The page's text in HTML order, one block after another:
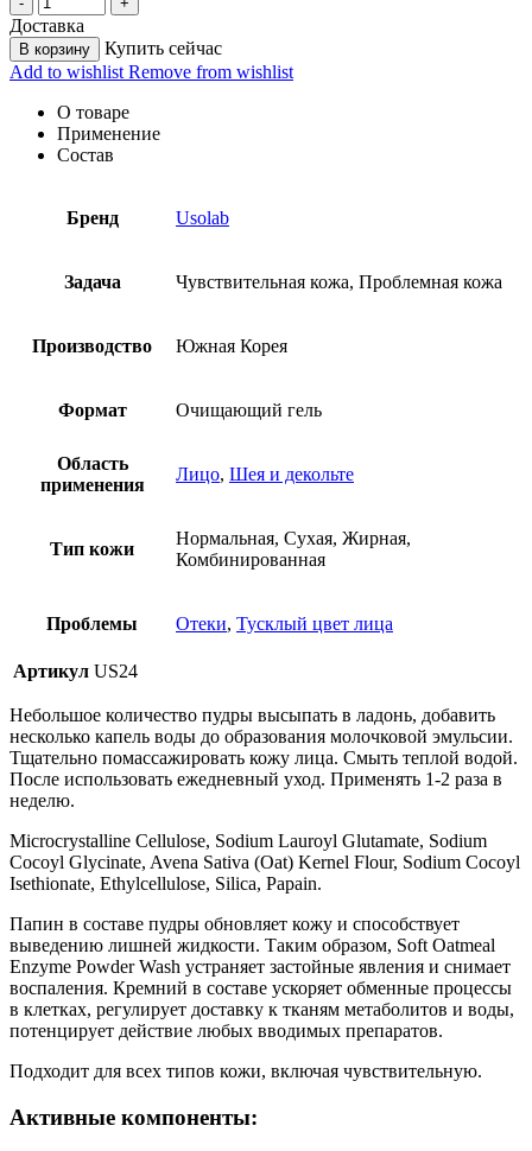
Доставка
В корзину
Купить сейчас
Add to wishlist Remove from wishlist
О товаре
Применение
Состав
Бренд Usolab
Задача Чувствительная кожа, Проблемная кожа
Производство Южная Корея
Формат Очищающий гель
Область
применения
Лицо, Шея и декольте
Тип кожи
Нормальная, Сухая, Жирная,
Комбинированная
Проблемы Отеки, Тусклый цвет лица
Артикул US24
Небольшое количество пудры высыпать в ладонь, добавить
несколько капель воды до образования молочковой эмульсии.
Тщательно помассажировать кожу лица. Смыть теплой водой.
После использовать ежедневный уход. Применять 1-2 раза в
неделю.
Microcrystalline Cellulose, Sodium Lauroyl Glutamate, Sodium
Cocoyl Glycinate, Avena Sativa (Oat) Kernel Flour, Sodium Cocoyl
Isethionate, Ethylcellulose, Silica, Papain.
Папин в составе пудры обновляет кожу и способствует
выведению лишней жидкости. Таким образом, Soft Oatmeal
Enzyme Powder Wash устраняет застойные явления и снимает
воспаления. Кремний в составе ускоряет обменные процессы
в клетках, регулирует доставку к тканям метаболитов и воды,
потенцирует действие любых вводимых препаратов.
Подходит для всех типов кожи, включая чувствительную.
Активные компоненты: